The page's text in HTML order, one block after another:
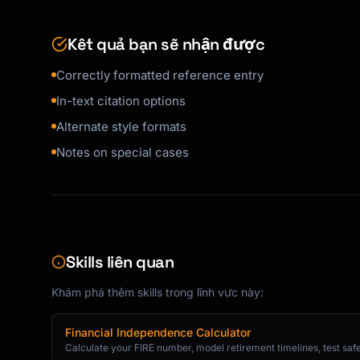
#### Book (Single Author)
Reference:
Author, A. A. (Year). Title of work:
Example:
Gladwell, M. (2008). Outliers: The story of
```
2 Authors:
Author, A. A., & Author, B. B. (Year). Title.
In-text: (Author & Author, Year)
Kết quả bạn sẽ nhận được
Correctly formatted reference entry
In-text citation options
Alternate style formats
Notes on special cases
Skills liên quan
Khám phá thêm skills trong lĩnh vực này:
Financial Independence Calculator
Calculate your FIRE number, model retirement timelines, test